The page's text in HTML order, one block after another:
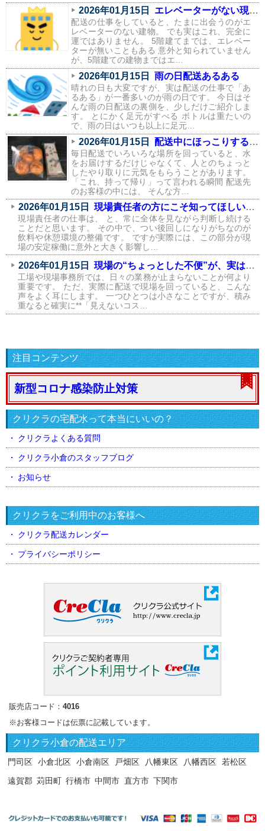
2026年01月15日 エレベーターがない現場あるある（配送員の本音つき）
配送の仕事をしていると、たまに出会うのがエ
レベーターのない建物。 でも実はこれ、完全に
運ではありません。 5階建てまでは、エレベー
ターが無いこともある 意外と知られていません
が、5階建ての建物まではエ…
2026年01月15日 雨の日配送あるある
晴れの日も大変ですが、実は配送の仕事で「あ
るある」が一番多いのが雨の日です。 今日はそ
んな雨の日配送の裏側を、少しだけご紹介しま
す。 とにかく足元がすべる ボトルは重たいの
で、雨の日はいつも以上に足元…
2026年01月15日 配送中にほっこりする瞬間が、実はたくさんあります
毎日配送でいろいろな場所を回っていると、水
をお届けするだけじゃなくて、人とのちょっと
したやり取りに元気をもらうことがあります。
「これ、持って帰り」って言われる瞬間 配送先
のお客様の中には、 そんな方…
2026年01月15日 現場責任者の方にこそ知ってほしい、飲料環境が現場に与える影響
現場責任者の仕事は、 と、常に全体を見ながら判断し続ける
ことだと思います。 その中で、つい後回しになりがちなのが
飲料や休憩環境の整備です。 ですが実際には、この部分が現
場の安定稼働に意外と大きく影響し…
2026年01月15日 現場の“ちょっとした不便”が、実はコストになっている話
工場や現場事務所では、日々の業務が止まらないことが何より
重要です。 ただ、実際に配送で現場を回っていると、こんな
声をよく耳にします。 一つひとつは小さなことですが、積み
重なると確実に**「見えないコス…
注目コンテンツ
新型コロナ感染防止対策
クリクラの宅配水って本当にいいの？
クリクラよくある質問
クリクラ小倉のスタッフブログ
お知らせ
クリクラをご利用中のお客様へ
クリクラ配送カレンダー
プライバシーポリシー
販売店コード： 4016
※お客様コードは伝票に記載しています。
クリクラ小倉の配送エリア
門司区 小倉北区 小倉南区 戸畑区 八幡東区 八幡西区 若松区
遠賀郡 苅田町 行橋市 中間市 直方市 下関市